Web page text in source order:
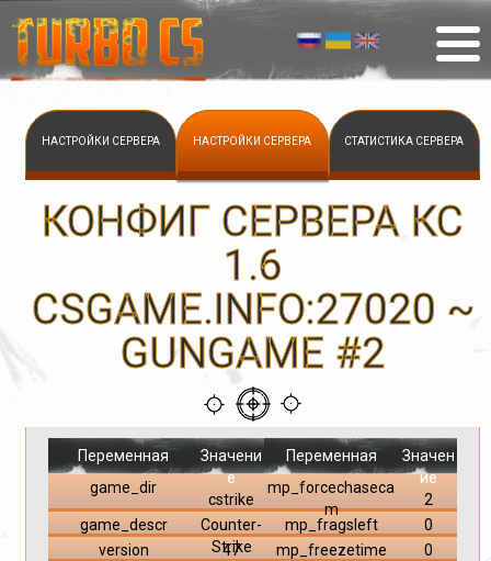
НАСТРОЙКИ СЕРВЕРА НАСТРОЙКИ СЕРВЕРА СТАТИСТИКА СЕРВЕРА
КОНФИГ СЕРВЕРА КС
1.6
CSGAME.INFO:27020 ~
GUNGAME #2
Переменная
Значени
е
game_dir
cstrike
game_descr
Counter-
Strike
version
47
Переменная
Значен
ие
mp_forcechaseca
m
2
mp_fragsleft
0
mp_freezetime
0